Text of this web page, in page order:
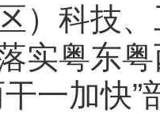
）科技
粤东粤
一加快